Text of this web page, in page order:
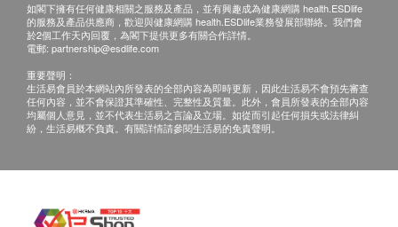
當顧客收取已訂購之貨品時，有責任檢查貨品是否
有損毀情況，一經確認簽收，恕不接受退換。
退換產品必須包裝完整，如退換之產品有任何殘缺
或過期退回，供應商有權不受理。
如有其他損壞或遺漏查詢，顧客必須保留有效收據
正本，並於送貨後3個工作天內按下列方式聯絡屈
查詢熱線: 2660 6633
如閣下擁有任何健康相關之服務及產品，並有興趣成為健康網購 health.ESDlife
的服務及產品供應商，歡迎與健康網購 health.ESDlife業務發展部聯絡。我們會
於2個工作天內回覆，為閣下提供更多有關合作詳情。
電郵: partnership@esdlife.com
重要聲明：
生活易會員於本網站內所發表的全部內容為即時更新，因此生活易不會預先審查
任何內容，並不會保證其準確性、完整性及質量。此外，會員所發表的全部內容
均屬個人意見，並不代表生活易之言論及立場。如從而引起任何損失或法律糾
紛，生活易概不負責。有關詳情請參閱生活易的免責聲明。